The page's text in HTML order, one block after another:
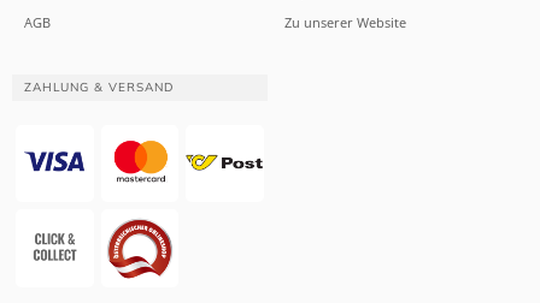
AGB
Zu unserer Website
ZAHLUNG & VERSAND